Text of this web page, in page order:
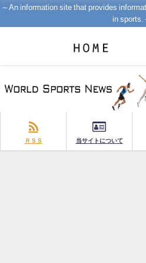
～An information site that provides
in sports.
ＲＳＳ 当サイトについて